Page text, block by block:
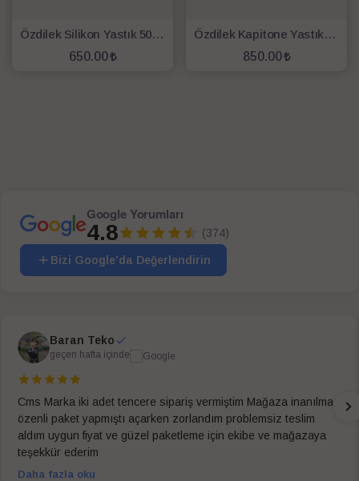
Özdilek Silikon Yastık 50x70
650.00
Özdilek Kapitone Yastık 50x70
850.00
Google Yorumları
4.8 (374)
Bizi Google'da Değerlendirin
Baran Teko
geçen hafta içinde
Cms Marka iki adet tencere sipariş vermiştim Mağaza inanılmaz
özenli paket yapmıştı açarken zorlandım problemsiz teslim
aldım uygun fiyat ve güzel paketleme için ekibe ve mağazaya
teşekkür ederim
Daha fazla oku